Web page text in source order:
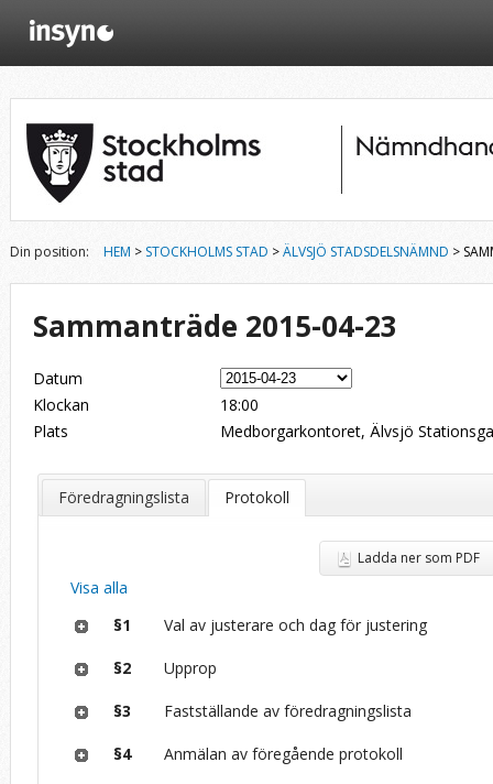
Din position: HEM > STOCKHOLMS STAD >ÄLVSJÖ STADSDELSNÄMND >
Sammanträde 2015-04-23
Datum
Klockan
18:00
Plats
Medborgarkontoret, Älvsjö
Föredragningslista Protokoll
Ladda ner som PDF
Visa alla
§1
Val av justerare och dag för justering
§2 Upprop
§3 Fastställande av föredragningslista
§4 Anmälan av föregående protokoll